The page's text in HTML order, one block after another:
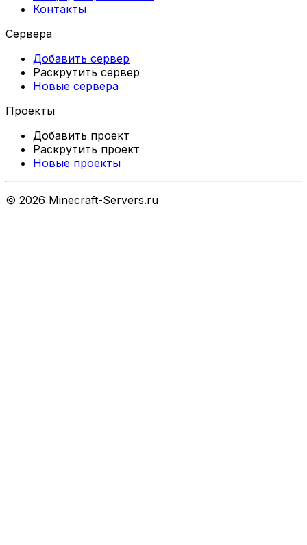
Контакты
Сервера
Добавить сервер
Раскрутить сервер
Новые сервера
Проекты
Добавить проект
Раскрутить проект
Новые проекты
© 2026 Minecraft-Servers.ru